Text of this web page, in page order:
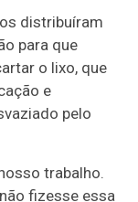
distribuíram
para que
o lixo, que
e
pelo
trabalho.
fizesse essa